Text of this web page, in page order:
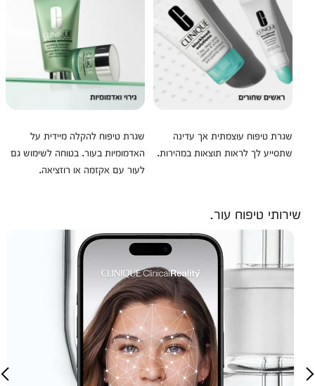
שגרת טיפוח עוצמתית אך עדינה
שתסייע לך לראות תוצאות במהירות.
שגרת טיפוח להקלה מיידית על
האדמומיות בעור. בטוחה לשימוש גם
לעור עם אקזמה או רוזציאה.
שירותי טיפוח עור.